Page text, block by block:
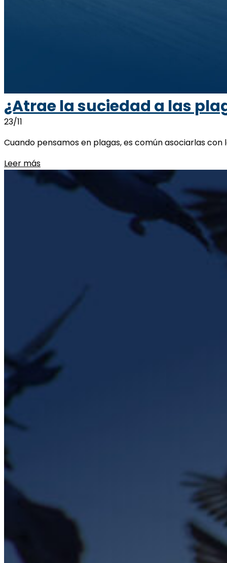
¿Atrae la suciedad a las
23/11
Cuando pensamos en plagas, es común asociarlas
Leer más